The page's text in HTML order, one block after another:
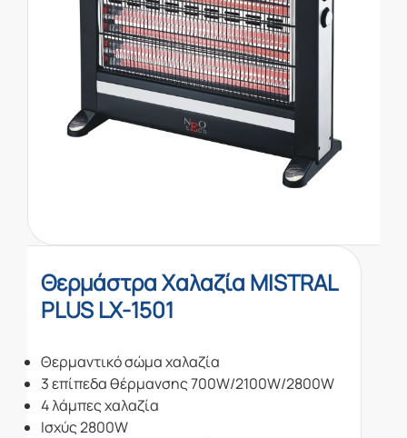
Θερμάστρα Χαλαζία MISTRAL
PLUS LX-1501
Θερμαντικό σώμα χαλαζία
3 επίπεδα θέρμανσης 700W/2100W/2800W
4 λάμπες χαλαζία
Ισχύς 2800W